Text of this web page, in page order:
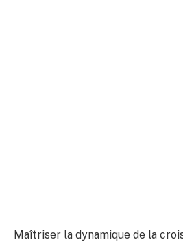
Maîtriser la dynamique de la